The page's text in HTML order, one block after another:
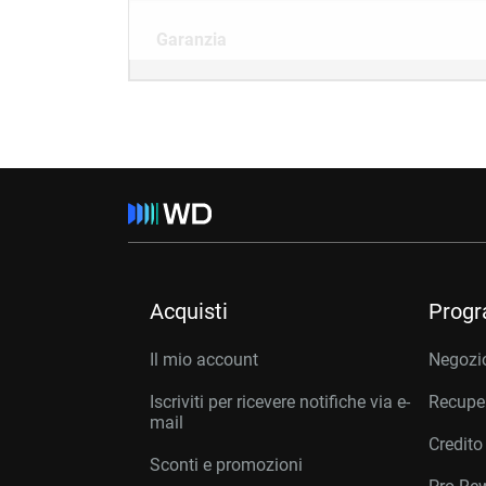
Garanzia
Acquisti
Il mio account
Iscriviti per ricevere notifiche via e-
mail
Sconti e promozioni